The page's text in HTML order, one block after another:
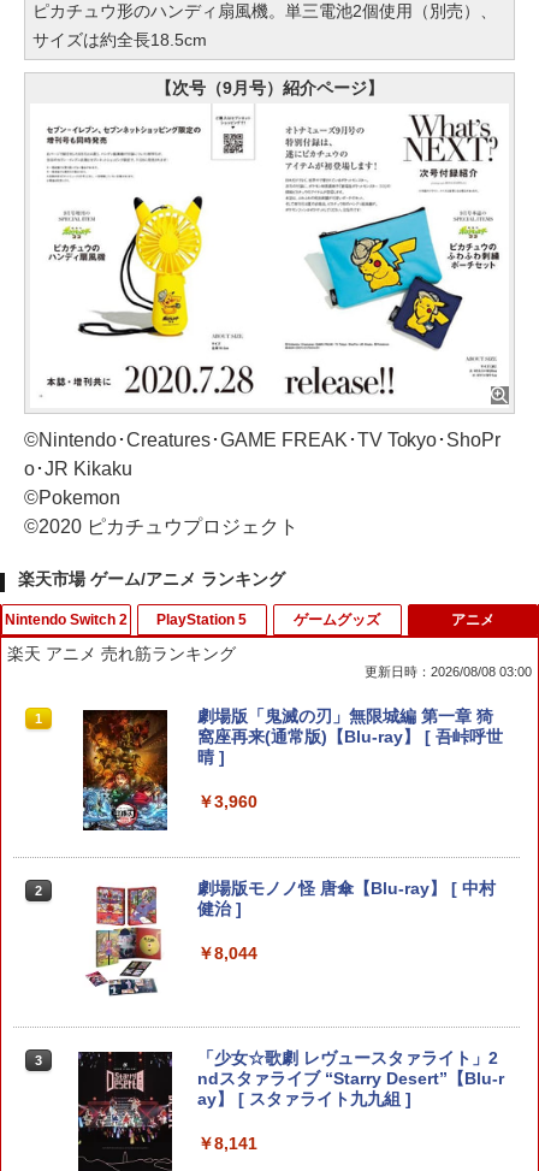
ピカチュウ形のハンディ扇風機。単三電池2個使用（別売）、
サイズは約全長18.5cm
【次号（9月号）紹介ページ】
©Nintendo･Creatures･GAME FREAK･TV Tokyo･ShoPr
o･JR Kikaku
©Pokemon
©2020 ピカチュウプロジェクト
楽天市場 ゲーム/アニメ ランキング
Nintendo Switch 2
1
Switch2 保護フィルム スイッチ2 保護フ
ィルム switch2 フィルム Switch2 ガラ
スフィルム スイッチ2 フィルム ガイド
アクセサリー Nintendo Switch2 ケース
￥1,000
Switch2 ガラスフィルム スイッチ Switc
h 保護フィルム 有機el ブルーライトカッ
ト シート 本体 ガラス lite ケース カバー
保護 画面 液晶保護 画面保護
￥1,000
PlayStation 5
1
【中古】ドラゴンズドグマ 2ソフト:プレ
イステーション5ソフト／アクション・
ゲーム
￥1,910
2
ソニー・インタラクティブエンタテイン
メント スティックモジュール（DualSen
用） [CFI-ZSM1G PS5 デュアルセンス
テイクツー・インタラクティブ・ジャパ
[ELJM-30885 PS5 NBA 2K26 レンカ]
ゲームグッズ アニメ
楽天 アニメ 売れ筋ランキング
更新日時：2026/08/08 03:00
1
劇場版「鬼滅の刃」無限城編 第一章 猗
窩座再来(通常版)【Blu-ray】 [ 吾峠呼世
晴 ]
￥3,960
2
劇場版モノノ怪 唐傘【Blu-ray】 [ 中村
健治 ]
￥8,044
3
「少女☆歌劇 レヴュースタァライト」2
ndスタァライブ “Starry Desert”【Blu-r
ay】 [ スタァライト九九組 ]
￥8,141